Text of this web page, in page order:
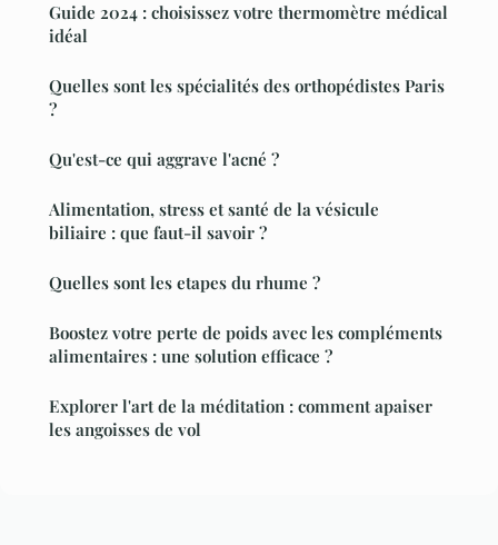
Guide 2024 : choisissez votre thermomètre médical
idéal
Quelles sont les spécialités des orthopédistes Paris
?
Qu'est-ce qui aggrave l'acné ?
Alimentation, stress et santé de la vésicule
biliaire : que faut-il savoir ?
Quelles sont les etapes du rhume ?
Boostez votre perte de poids avec les compléments
alimentaires : une solution efficace ?
Explorer l'art de la méditation : comment apaiser
les angoisses de vol